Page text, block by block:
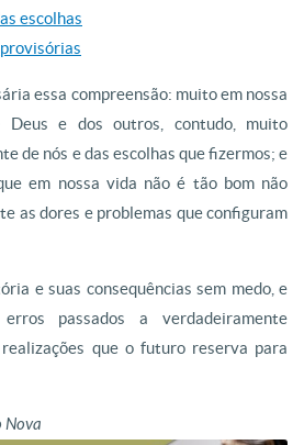
escolhas
provisórias
essa compreensão: muito em nossa
Deus e dos outros, contudo, muito
de nós e das escolhas que fizermos; e
em nossa vida não é tão bom não
as dores e problemas que configuram
e suas consequências sem medo, e
passados a verdadeiramente
que o futuro reserva para
Nova